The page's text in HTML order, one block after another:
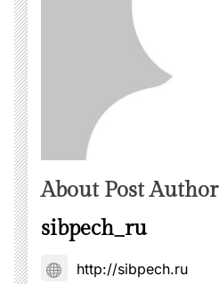
About Post Author
sibpech_ru
http://sibpech.ru